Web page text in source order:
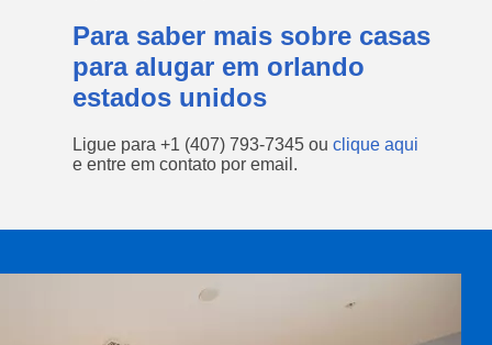
Para saber mais sobre casas
para alugar em orlando
estados unidos
Ligue para +1 (407) 793-7345 ou clique aqui
e entre em contato por email.